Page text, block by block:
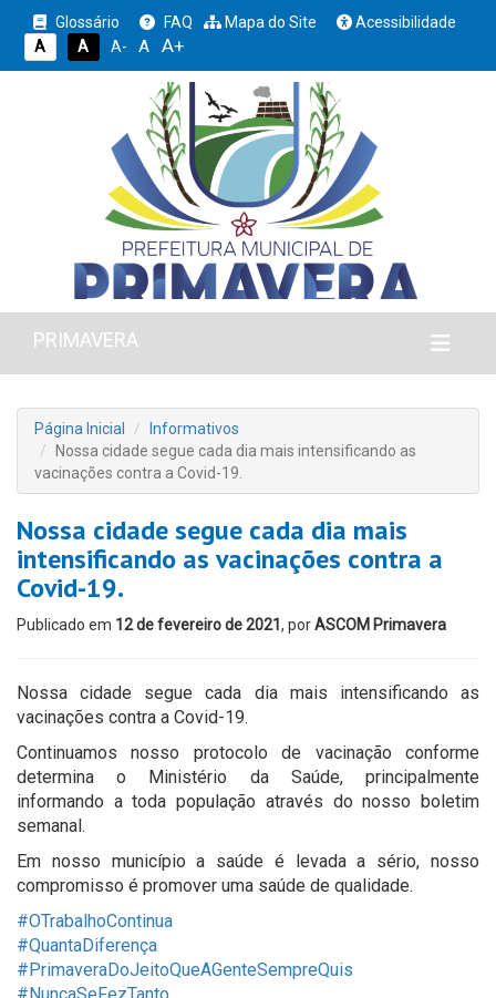
Glossário FAQ Mapa do Site
Acessibilidade
A
A A- A A+
PRIMAVERA
Página Inicial
Informativos
Nossa cidade segue cada dia mais intensificando as
vacinações contra a Covid-19.
Nossa cidade segue cada dia mais
intensificando as vacinações contra a
Covid-19.
Publicado em 12 de fevereiro de 2021 , porASCOM Primavera
Nossa cidade segue cada dia mais intensificando as
vacinações contra a Covid-19.
Continuamos nosso protocolo de vacinação conforme
determina o Ministério da Saúde, principalmente
informando a toda população através do nosso boletim
semanal.
Em nosso município a saúde é levada a sério, nosso
compromisso é promover uma saúde de qualidade.
#OTrabalhoContinua
#QuantaDiferença
#PrimaveraDoJeitoQueAGenteSempreQuis